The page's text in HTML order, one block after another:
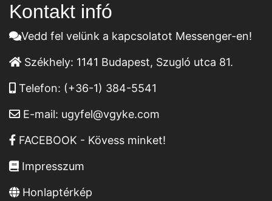
Kontakt infó
Vedd fel velünk a kapcsolatot Messenger-en!
Székhely: 1141 Budapest, Szugló utca 81.
Telefon: (+36-1) 384-5541
E-mail: ugyfel@vgyke.com
FACEBOOK - Kövess minket!
Impresszum
Honlaptérkép